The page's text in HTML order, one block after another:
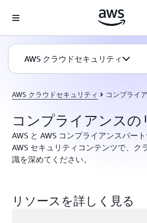
AWS クラウドセキュリティ
AWS クラウドセキュリティ コンプライ
コンプライアンスの
AWS と AWS コンプライアンスパー
AWS セキュリティコンテンツで、ク
識を深めてください。
リソースを詳しく見る